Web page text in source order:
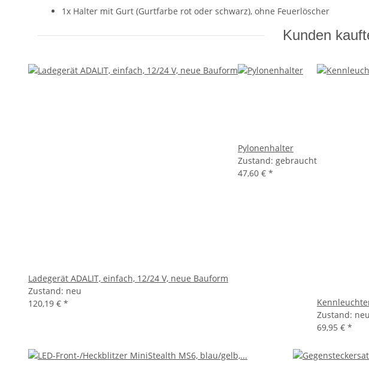
1x Halter mit Gurt (Gurtfarbe rot oder schwarz), ohne Feuerlöscher
Kunden
Ladegerät ADALIT, einfach, 12/24 V, neue Bauform
Zustand: neu
120,19 € *
Pylonenhalter
Zustand: gebraucht
47,60 € *
Zustand: neu
69,95 € *